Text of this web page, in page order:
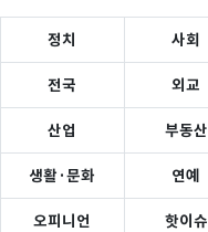
정치 사회
전국 외교
산업 부동산
생활·문화 연예
오피니언 핫이슈